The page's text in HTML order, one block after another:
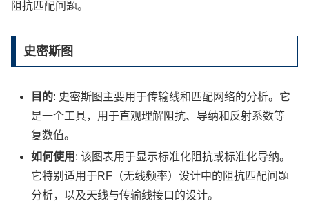
阻抗匹配问题。
史密斯图
目的: 史密斯图主要用于传输线和匹配网络的分析。它
是一个工具，用于直观理解阻抗、导纳和反射系数等
复数值。
如何使用 : 该图表用于显示标准化阻抗或标准化导纳。
它特别适用于RF（无线频率）设计中的阻抗匹配问题
分析，以及天线与传输线接口的设计。